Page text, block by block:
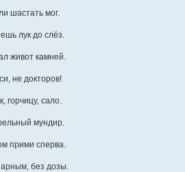
шастать мог.
лук до слёз.
живот камней.
не докторов!
горчицу, сало.
мундир.
прими сперва.
без дозы.